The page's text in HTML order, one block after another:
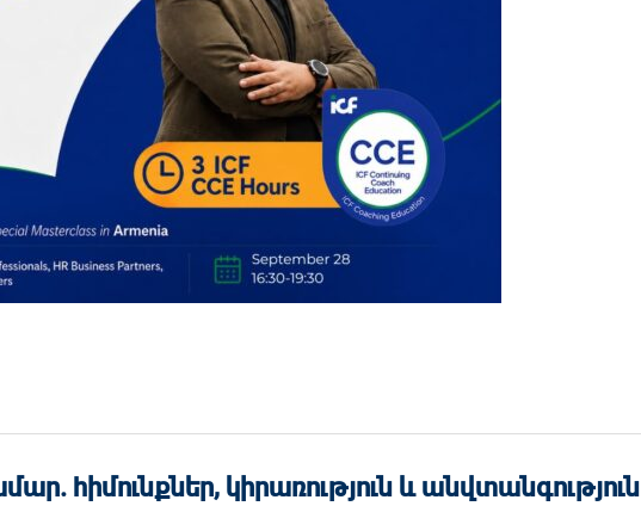
hիմունքներ, կիրառություն և անվտանգություն